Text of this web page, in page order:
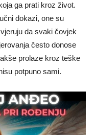
ga prati kroz život.
dokazi, one su
da svaki čovjek
često donose
prolaze kroz teške
potpuno sami.